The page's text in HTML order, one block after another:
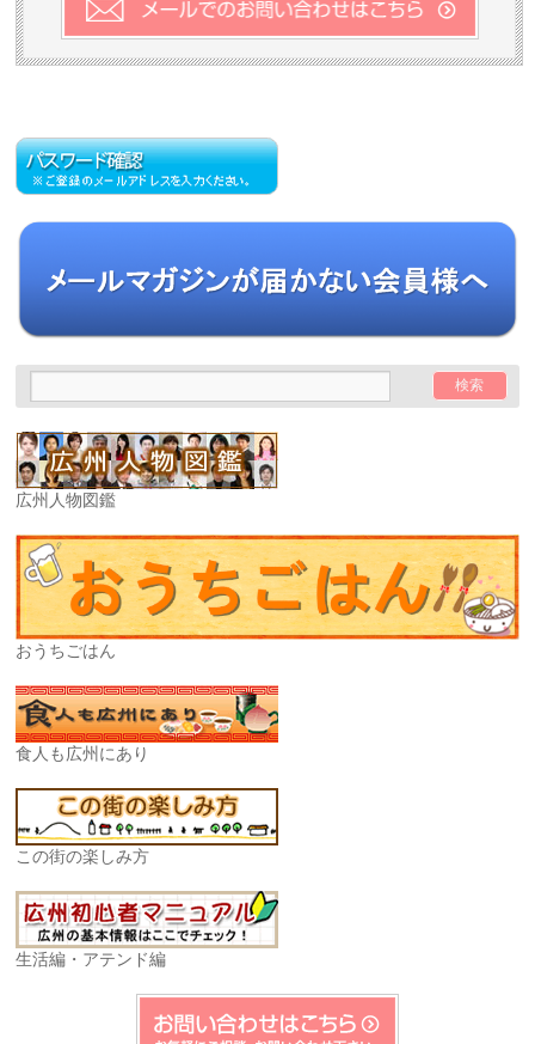
広州人物図鑑
おうちごはん
食人も広州にあり
この街の楽しみ方
生活編・アテンド編